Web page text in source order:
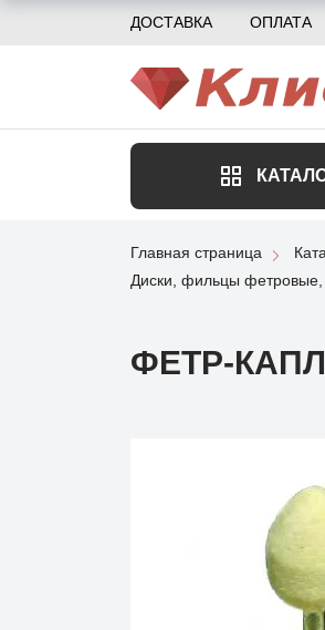
ДОСТАВКА ОПЛАТА
Главная страница
Диски, фильцы
ФЕТР-